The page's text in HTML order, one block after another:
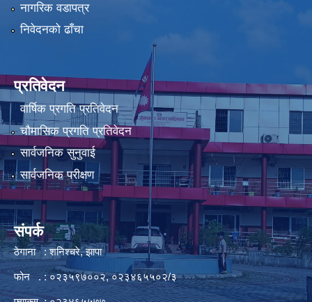
नागरिक वडापत्र
निवेदनको ढाँचा
प्रतिवेदन
वार्षिक प्रगति प्रतिवेदन
चौमासिक प्रगति प्रतिवेदन
सार्वजनिक सुनुवाई
सार्वजनिक परीक्षण
संपर्क
ठेगाना : शनिश्चरे, झापा
फोन . : ०२३५९७००२, ०२३४६५५०२/३